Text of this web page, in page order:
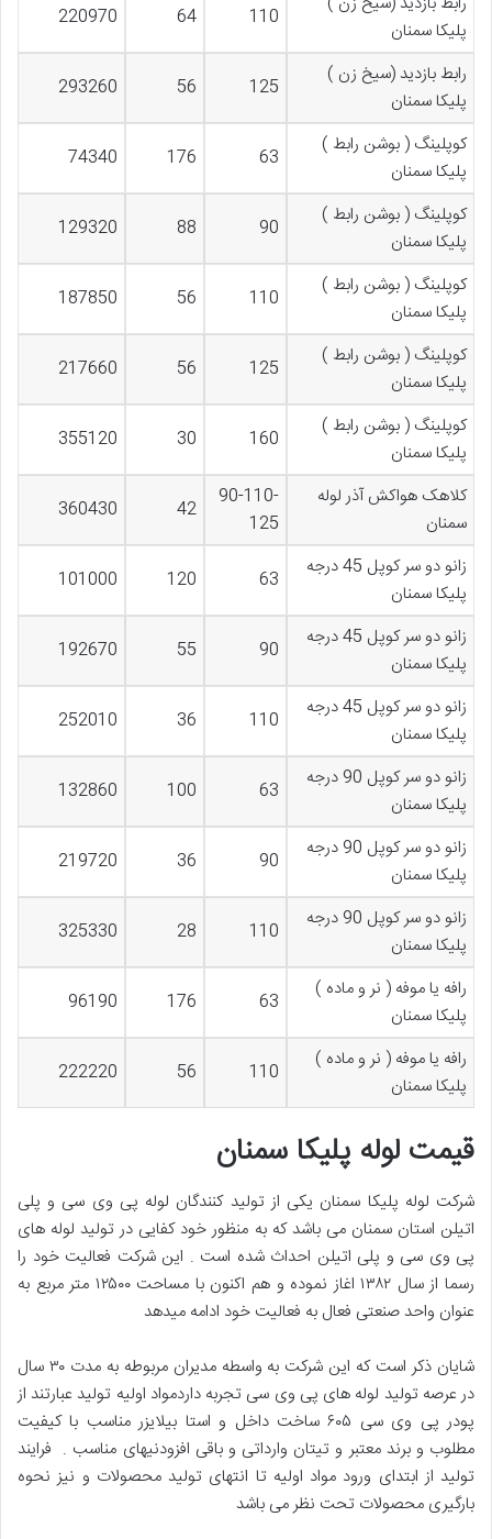
پلیکا سمنان
110
64
220970
رابط بازدید (سیخ زن )
پلیکا سمنان
125
56
293260
کوپلینگ ( بوشن رابط )
پلیکا سمنان
63
176
74340
کوپلینگ ( بوشن رابط )
پلیکا سمنان
90
88
129320
کوپلینگ ( بوشن رابط )
پلیکا سمنان
110
56
187850
کوپلینگ ( بوشن رابط )
پلیکا سمنان
125
56
217660
کوپلینگ ( بوشن رابط )
پلیکا سمنان
160
30
355120
کلاهک هواکش آذر لوله
سمنان
90-110-
125
42
360430
زانو دو سر کوپل 45 درجه
پلیکا سمنان
63
120
101000
زانو دو سر کوپل 45 درجه
پلیکا سمنان
90
55
192670
زانو دو سر کوپل 45 درجه
پلیکا سمنان
110
36
252010
زانو دو سر کوپل 90 درجه
پلیکا سمنان
63
100
132860
زانو دو سر کوپل 90 درجه
پلیکا سمنان
90
36
219720
زانو دو سر کوپل 90 درجه
پلیکا سمنان
110
28
325330
رافه یا موفه ( نر و ماده )
پلیکا سمنان
63
176
96190
رافه یا موفه ( نر و ماده )
پلیکا سمنان
110
56
222220
قیمت لوله پلیکا سمنان
شرکت لوله پلیکا سمنان یکی از تولید کنندگان لوله پی وی سی و پلی
اتیلن استان سمنان می باشد که به منظور خود کفایی در تولید لوله های
پی وی سی و پلی اتیلن احداث شده است . این شرکت فعالیت خود را
رسما از سال ۱۳۸۲ اغاز نموده و هم اکنون با مساحت ۱۲۵۰۰ متر مربع به
عنوان واحد صنعتی فعال به فعالیت خود ادامه میدهد
شایان ذکر است که این شرکت به واسطه مدیران مربوطه به مدت ۳۰ سال
در عرصه تولید لوله های پی وی سی تجربه داردمواد اولیه تولید عبارتند از
پودر پی وی سی ۶۰۵ ساخت داخل و استا بیلایزر مناسب با کیفیت
مطلوب و برند معتبر و تیتان وارداتی و باقی افزودنیهای مناسب . فرایند
تولید از ابتدای ورود مواد اولیه تا انتهای تولید محصولات و نیز نحوه
بارگیری محصولات تحت نظر می باشد